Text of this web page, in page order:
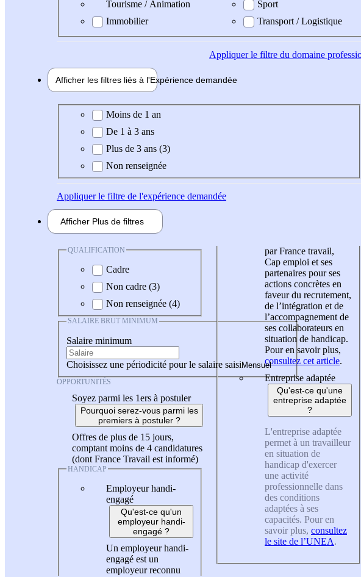
Tourisme / Animation
Immobilier
Sport
Transport / Logistique
Appliquerle filtre du domaine
Afficher les filtres liés à l'Expérience demandée
Expérience demandée
Moins de 1 an
De 1 à 3 ans
Plus de 3 ans (3)
Non renseignée
Appliquerle filtre de l'expérience demandée
Afficher Plus de filtres
QUALIFICATION
Cadre
Non cadre (3)
Non renseignée (4)
SALAIRE BRUT MINIMUM
Salaire minimum
Choisissez une périodicité pour le salaire saisi
OPPORTUNITÉS
Soyez parmi les 1ers à postuler
Pourquoi serez-vous parmi les
premiers à postuler ?
Offres de plus de 15 jours,
comptant moins de 4 candidatures
(dont France Travail est informé)
HANDICAP
Employeur handi-
engagé
Qu'est-ce qu'un
employeur handi-
engagé ?
Un employeur handi-
engagé est un
employeur reconnu
par France travail,
Cap emploi et ses
partenaires pour ses
actions concrètes en
faveur du recrutement,
de l’intégration et de
l’accompagnement de
ses collaborateurs en
situation de handicap.
Pour en savoir plus,
consultez cet article.
Entreprise adaptée
Qu'est-ce qu'une
entreprise adaptée
?
L'entreprise adaptée
permet à un travailleur
en situation de
handicap d'exercer
une activité
professionnelle dans
des conditions
adaptées à ses
capacités. Pour en
savoir plus, consultez
le site de l’UNEA.